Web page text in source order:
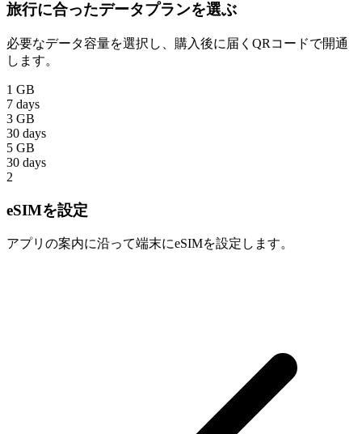
旅行に合ったデータプランを選ぶ
必要なデータ容量を選択し、購入後に届くQRコードで開通
します。
1 GB
7 days
3 GB
30 days
5 GB
30 days
2
eSIMを設定
アプリの案内に沿って端末にeSIMを設定します。